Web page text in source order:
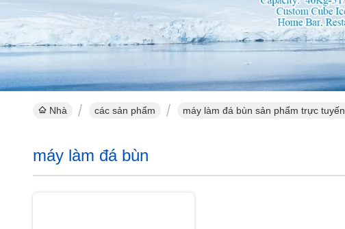
Nhà các sản phẩm máy làm đá bùn sản phẩm trực tuyến
máy làm đá bùn